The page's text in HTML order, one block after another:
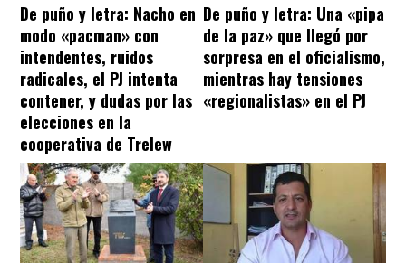
De puño y letra: Nacho en
modo «pacman» con
intendentes, ruidos
radicales, el PJ intenta
contener, y dudas por las
elecciones en la
cooperativa de Trelew
De puño y letra: Una «pipa
de la paz» que llegó por
sorpresa en el oficialismo,
mientras hay tensiones
«regionalistas» en el PJ